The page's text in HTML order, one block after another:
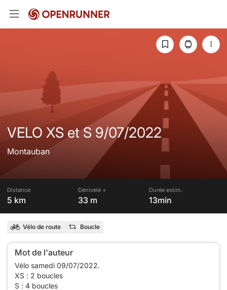
VELO XS et S 9/07/2022
Montauban
Distance
5 km
Dénivelé +
33 m
Durée estim.
13min
Vélo de route Boucle
Mot de l'auteur
Vélo samedi 09/07/2022.
XS : 2 boucles